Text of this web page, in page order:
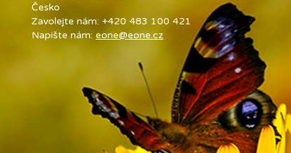
Česko
Zavolejte nám: +420 483 100 421
Napište nám: eone@eone.cz